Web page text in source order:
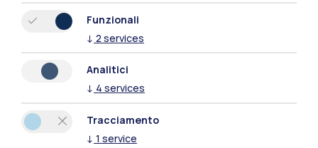
Polimi Community
Tutti i siti dell’ecosistema
Residenze
Funzionali
↓ 2 services
Analitici
↓ 4 services
Tracciamento
↓ 1 service